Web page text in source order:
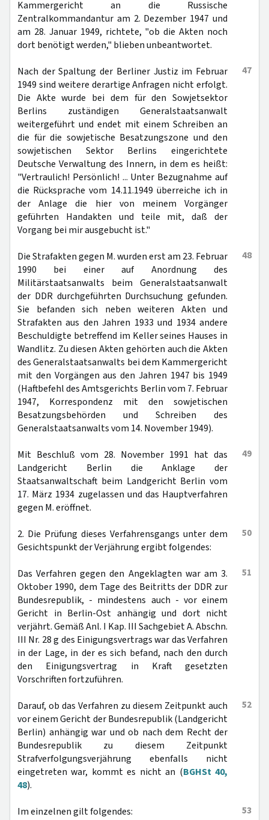
Kammergericht an die Russische
Zentralkommandantur am 2. Dezember 1947 und
am 28. Januar 1949, richtete, "ob die Akten noch
dort benötigt werden," blieben unbeantwortet.
47
Nach der Spaltung der Berliner Justiz im Februar
1949 sind weitere derartige Anfragen nicht erfolgt.
Die Akte wurde bei dem für den Sowjetsektor
Berlins zuständigen Generalstaatsanwalt
weitergeführt und endet mit einem Schreiben an
die für die sowjetische Besatzungszone und den
sowjetischen Sektor Berlins eingerichtete
Deutsche Verwaltung des Innern, in dem es heißt:
"Vertraulich! Persönlich! ... Unter Bezugnahme auf
die Rücksprache vom 14.11.1949 überreiche ich in
der Anlage die hier von meinem Vorgänger
geführten Handakten und teile mit, daß der
Vorgang bei mir ausgebucht ist."
48
Die Strafakten gegen M. wurden erst am 23. Februar
1990 bei einer auf Anordnung des
Militärstaatsanwalts beim Generalstaatsanwalt
der DDR durchgeführten Durchsuchung gefunden.
Sie befanden sich neben weiteren Akten und
Strafakten aus den Jahren 1933 und 1934 andere
Beschuldigte betreffend im Keller seines Hauses in
Wandlitz. Zu diesen Akten gehörten auch die Akten
des Generalstaatsanwalts bei dem Kammergericht
mit den Vorgängen aus den Jahren 1947 bis 1949
(Haftbefehl des Amtsgerichts Berlin vom 7. Februar
1947, Korrespondenz mit den sowjetischen
Besatzungsbehörden und Schreiben des
Generalstaatsanwalts vom 14. November 1949).
49
Mit Beschluß vom 28. November 1991 hat das
Landgericht Berlin die Anklage der
Staatsanwaltschaft beim Landgericht Berlin vom
17. März 1934 zugelassen und das Hauptverfahren
gegen M. eröffnet.
50
2. Die Prüfung dieses Verfahrensgangs unter dem
Gesichtspunkt der Verjährung ergibt folgendes:
51
Das Verfahren gegen den Angeklagten war am 3.
Oktober 1990, dem Tage des Beitritts der DDR zur
Bundesrepublik, - mindestens auch - vor einem
Gericht in Berlin-Ost anhängig und dort nicht
verjährt. Gemäß Anl. I Kap. III Sachgebiet A. Abschn.
III Nr. 28 g des Einigungsvertrags war das Verfahren
in der Lage, in der es sich befand, nach den durch
den Einigungsvertrag in Kraft gesetzten
Vorschriften fortzuführen.
52
Darauf, ob das Verfahren zu diesem Zeitpunkt auch
vor einem Gericht der Bundesrepublik (Landgericht
Berlin) anhängig war und ob nach dem Recht der
Bundesrepublik zu diesem Zeitpunkt
Strafverfolgungsverjährung ebenfalls nicht
eingetreten war, kommt es nicht an (BGHSt 40,
48).
53
Im einzelnen gilt folgendes: